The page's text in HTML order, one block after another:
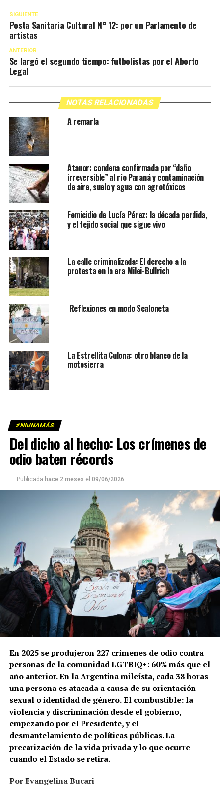
SIGUIENTE
Posta Sanitaria Cultural N° 12: por un Parlamento de
artistas
ANTERIOR
Se largó el segundo tiempo: futbolistas por el Aborto
Legal
NOTAS RELACIONADAS
A remarla
Atanor: condena confirmada por “daño
irreversible” al río Paraná y contaminación
de aire, suelo y agua con agrotóxicos
Femicidio de Lucía Pérez: la década perdida,
y el tejido social que sigue vivo
La calle criminalizada: El derecho a la
protesta en la era Milei-Bullrich
Reflexiones en modo Scaloneta
La Estrellita Culona: otro blanco de la
motosierra
#NIUNAMÁS
Del dicho al hecho: Los crímenes de
odio baten récords
Publicada hace 2 meses el 09/06/2026
En 2025 se produjeron 227 crímenes de odio contra
personas de la comunidad LGTBIQ+: 60% más que el
año anterior. En la Argentina mileísta, cada 38 horas
una persona es atacada a causa de su orientación
sexual o identidad de género.El combustible: la
violencia y discriminación desde el gobierno,
empezando por el Presidente, y el
desmantelamiento de políticas públicas. La
precarización de la vida privada y lo que ocurre
cuando el Estado se retira.
Por Evangelina Bucari